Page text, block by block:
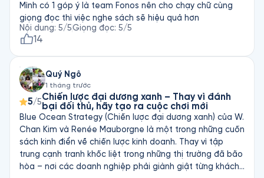
Mình có 1 góp ý là team Fonos nên cho chạy chữ cùng
giọng đọc thì việc nghe sách sẽ hiệu quả hơn
Nội dung: 5/5Giọng đọc: 5/5
14
Quý Ngô
1 tháng trước
5/5Chiến lược đại dương xanh – Thay vì đánh
bại đối thủ, hãy tạo ra cuộc chơi mới
Blue Ocean Strategy (Chiến lược đại dương xanh) của W.
Chan Kim và Renée Mauborgne là một trong những cuốn
sách kinh điển về chiến lược kinh doanh. Thay vì tập
trung cạnh tranh khốc liệt trong những thị trường đã bão
hòa – nơi các doanh nghiệp phải giành giật từng khách